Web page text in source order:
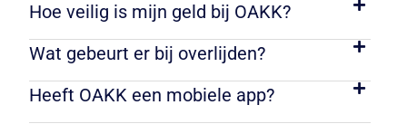
Hoe veilig is mijn geld bij OAKK?
Wat gebeurt er bij overlijden?
Heeft OAKK een mobiele app?